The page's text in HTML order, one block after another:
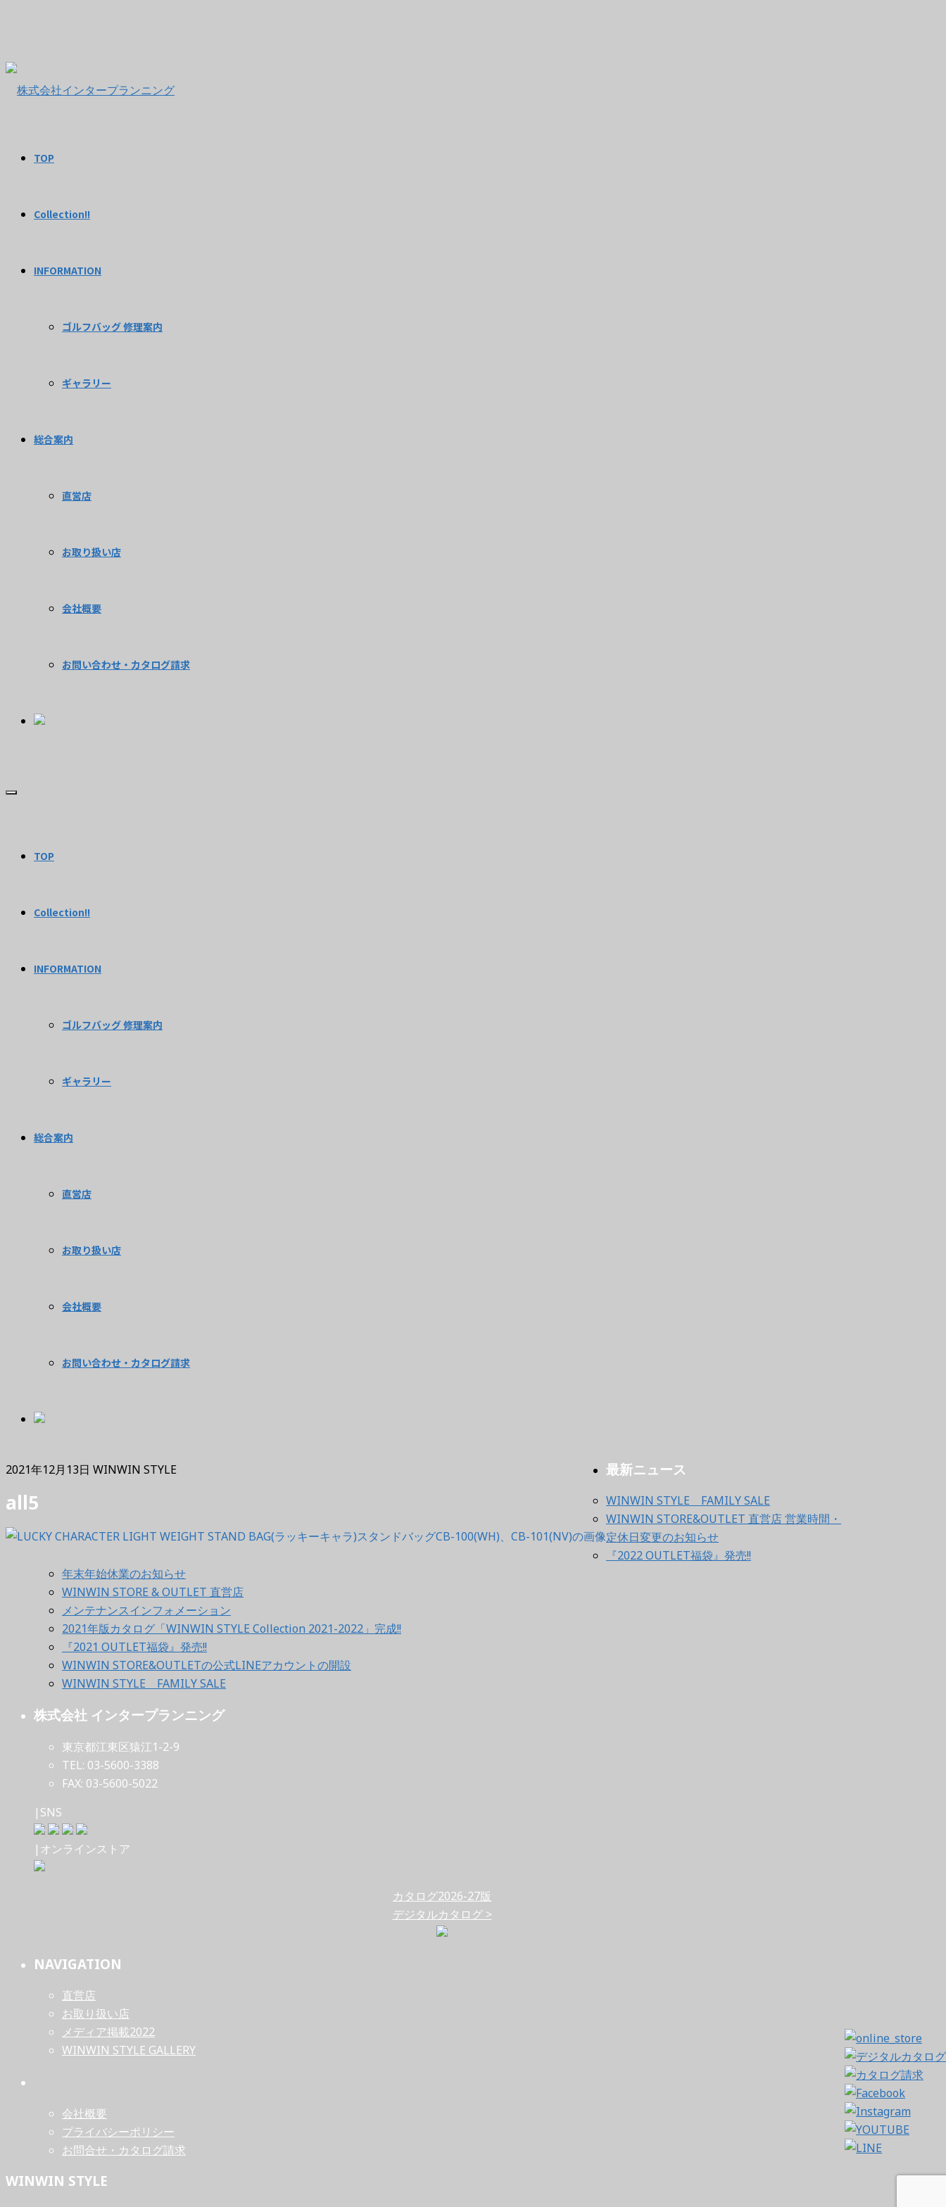
TOP
Collection!!
INFORMATION
ゴルフバッグ 修理案内
ギャラリー
総合案内
直営店
お取り扱い店
会社概要
お問い合わせ・カタログ請求
TOP
Collection!!
INFORMATION
ゴルフバッグ 修理案内
ギャラリー
総合案内
直営店
お取り扱い店
会社概要
お問い合わせ・カタログ請求
2021年12月13日 WINWIN STYLE
all5
最新ニュース
WINWIN STYLE FAMILY SALE
WINWIN STORE&OUTLET 直営店 営業時間・
定休日変更のお知らせ
『2022 OUTLET福袋』発売!!
年末年始休業のお知らせ
WINWIN STORE & OUTLET 直営店
メンテナンスインフォメーション
2021年版カタログ「WINWIN STYLE Collection 2021-2022」完成!!
『2021 OUTLET福袋』発売!!
WINWIN STORE&OUTLETの公式LINEアカウントの開設
WINWIN STYLE FAMILY SALE
株式会社 インタープランニング
東京都江東区猿江1-2-9
TEL: 03-5600-3388
FAX: 03-5600-5022
|SNS
|オンラインストア
カタログ2026-27版
デジタルカタログ >
NAVIGATION
直営店
お取り扱い店
メディア掲載2022
WINWIN STYLE GALLERY
会社概要
プライバシーポリシー
お問合せ・カタログ請求
WINWIN STYLE